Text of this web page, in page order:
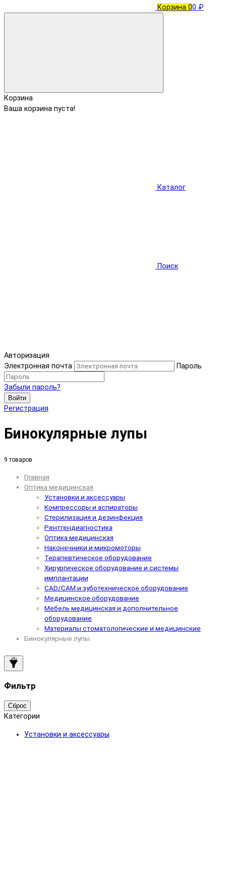
Корзина 00 ₽
Корзина
Ваша корзина пуста!
Каталог
Поиск
Авторизация
Электронная почта
Пароль
Забыли пароль?
Войти
Регистрация
Бинокулярные лупы
9 товаров
Главная
Оптика медицинская
Установки и аксессуары
Компрессоры и аспираторы
Стерилизация и дезинфекция
Рентгендиагностика
Оптика медицинская
Наконечники и микромоторы
Терапевтическое оборудование
Хирургическое оборудование и системы
имплантации
CAD/CAM и зуботехническое оборудование
Медицинское оборудование
Мебель медицинская и дополнительное
оборудование
Материалы стоматологические и медицинские
Бинокулярные лупы
Фильтр
Сброс
Категории
Установки и аксессуары